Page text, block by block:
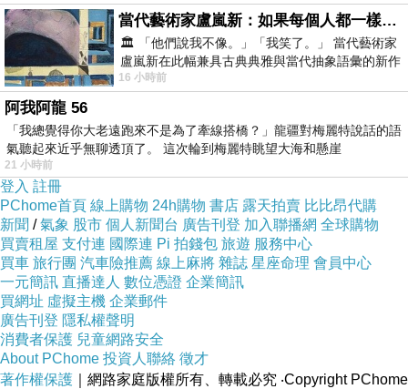
當代藝術家盧嵐新：如果每個人都一樣，這世界該有多無聊？
🏛️ 「他們說我不像。」「我笑了。」 當代藝術家
盧嵐新在此幅兼具古典典雅與當代抽象語彙的新作
中，以沈靜的藍色空間為背景，描繪了
16 小時前
阿我阿龍 56
「我總覺得你大老遠跑來不是為了牽線搭橋？」龍疆對梅麗特說話的語
氣聽起來近乎無聊透頂了。 這次輪到梅麗特眺望大海和懸崖
21 小時前
登入 註冊
PChome首頁 線上購物 24h購物 書店 露天拍賣 比比昂代購
新聞 /氣象 股市 個人新聞台 廣告刊登 加入聯播網 全球購物
買賣租屋 支付連 國際連 Pi 拍錢包 旅遊 服務中心
買車 旅行團 汽車險推薦 線上麻將 雜誌 星座命理 會員中心
一元簡訊 直播達人 數位憑證 企業簡訊
買網址 虛擬主機 企業郵件
廣告刊登 隱私權聲明
消費者保護 兒童網路安全
About PChome 投資人聯絡 徵才
著作權保護 ｜網路家庭版權所有、轉載必究 ‧Copyright PChome